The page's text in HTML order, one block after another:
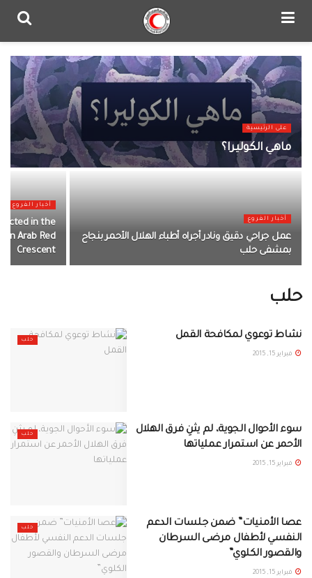
على الرئيسية
ماهي الكوليرا؟
أخبار الفروع
عمل جراحي دقيق ونادر أجراه أطباء الهلال الأحمر بنجاح
بمشفى حلب
أخبار الفروع
in the
Arab Red
Crescent
حلب
حلب نشاط توعوي لمكافحة القمل
فبراير 15, 2015
حلب
سوء الأحوال الجوية، لم يثنِ فرق الهلال
الأحمر عن استمرار عملياتها
فبراير 15, 2015
حلب
عصا الأمنيات” ضمن جلسات الدعم
النفسي لأطفال مرضى السرطان
والقصور الكلوي”
فبراير 15, 2015